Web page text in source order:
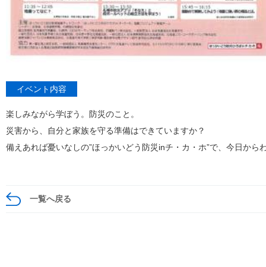
イベント内容
楽しみながら学ぼう。防災のこと。
災害から、自分と家族を守る準備はできていますか？
備えあれば憂いなしの”ほっかいどう防災inチ・カ・ホ”で、今日から
一覧へ戻る